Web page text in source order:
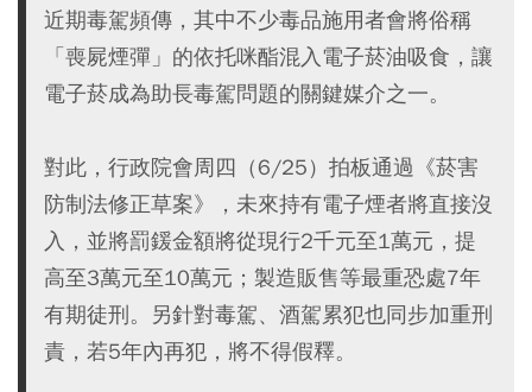
近期毒駕頻傳，其中不少毒品施用者會將俗稱
「喪屍煙彈」的依托咪酯混入電子菸油吸食，讓
電子菸成為助長毒駕問題的關鍵媒介之一。
對此，行政院會周四（6/25）拍板通過《菸害
防制法修正草案》，未來持有電子煙者將直接沒
入，並將罰鍰金額將從現行2千元至1萬元，提
高至3萬元至10萬元；製造販售等最重恐處7年
有期徒刑。另針對毒駕、酒駕累犯也同步加重刑
責，若5年內再犯，將不得假釋。